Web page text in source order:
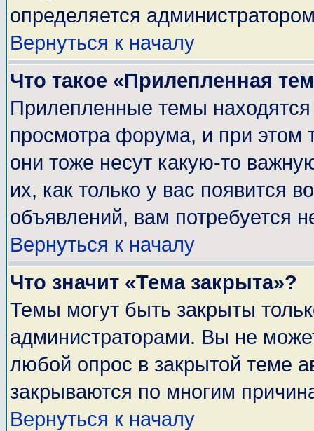
определяется
Вернуться к началу
Что такое «Прилепленная
Прилепленные темы
просмотра форума, и при этом
они тоже несут какую-то
их, как только у вас появится
объявлений, вам потребуется
Вернуться к началу
Что значит «Тема закрыта»?
Темы могут быть закрыты
администраторами. Вы не
любой опрос в закрытой теме
закрываются по многим
Вернуться к началу